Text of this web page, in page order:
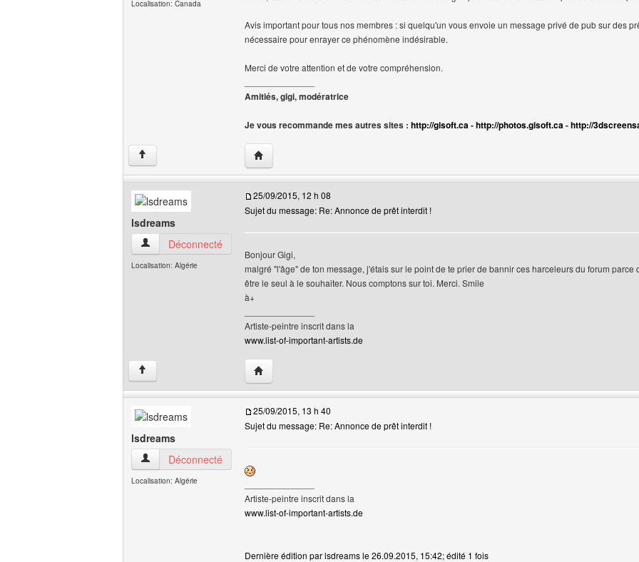
Localisation: Canada
Avis important pour tous nos membres : si quelqu'un vous envoie un message privé de pub sur des
nécessaire pour enrayer ce phénomène indésirable.
Merci de votre attention et de votre compréhension.
Amitiés, gigi, modératrice
Je vous recommande mes autres sites : http://gisoft.ca-http://photos.gisoft.ca-http://
↑ Visiter le site web de l'utilisateur: gif-transparent
lsdreams
lsdreams Voir le profil de l'utilisateur
Déconnecté
Localisation: Algérie
25/09/2015, 12 h 08
Sujet du message: Re: Annonce de prêt interdit !
Bonjour Gigi,
malgré "l'âge" de ton message, j'étais sur le point de te prier de bannir ces harceleurs du forum
être le seul à le souhaiter. Nous comptons sur toi. Merci. Smile
à+
Artiste-peintre inscrit dans la
www.list-of-important-artists.de
↑ Visiter le site web de l'utilisateur: lsdreams
lsdreams
lsdreams Voir le profil de l'utilisateur
Déconnecté
Localisation: Algérie
25/09/2015, 13 h 40
Sujet du message: Re: Annonce de prêt interdit !
Artiste-peintre inscrit dans la
www.list-of-important-artists.de
Dernière édition par lsdreams le 26.09.2015, 15:42; édité 1 fois